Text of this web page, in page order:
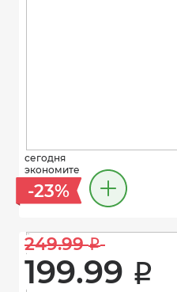
сегодня
экономите
-23%
249.99 i
199.99 i